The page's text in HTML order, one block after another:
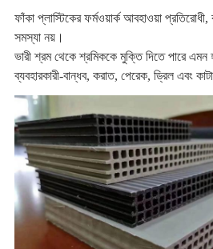
ফাঁকা প্লাস্টিকের ফর্মওয়ার্ক আবহাওয়া
সমস্যা নয়।
ভারী শ্রম থেকে শ্রমিককে মুক্তি দিতে পারে
ব্যবহারকারী-বান্ধব, করাত, পেরেক, ড্রিল এবং